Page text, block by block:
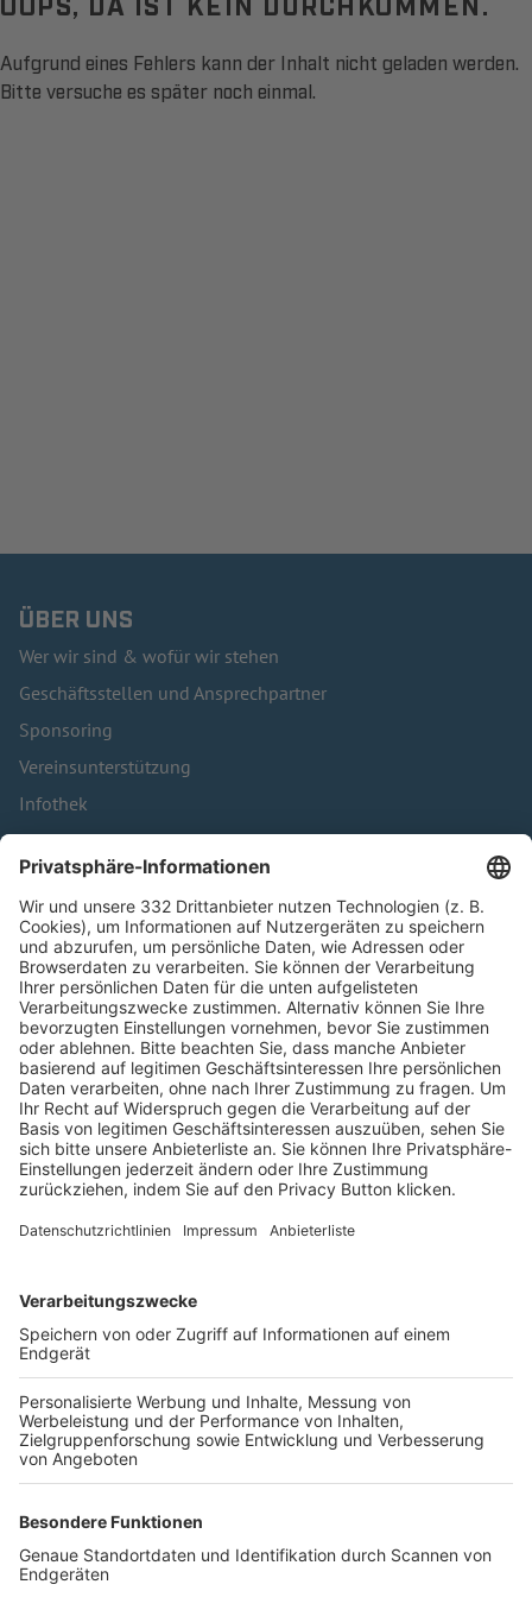
Aufgrund eines Fehlers kann der Inhalt nicht geladen werden.
Bitte versuche es später noch einmal.
ÜBER UNS
Wer wir sind & wofür wir stehen
Geschäftsstellen und Ansprechpartner
Sponsoring
Vereinsunterstützung
Infothek
Kontakt
HÄUFIG BESUCHTE SEITEN
Pässe und Vereinswechsel
Trainerausbildung
Schulungsangebot Vereinsmitarbeiter
BFV-Geschäftsstellen
Trainerbörse
Login SpielPlus
FOLGE DEM BFV
TOP-VEREINE
TOP-PARTNER